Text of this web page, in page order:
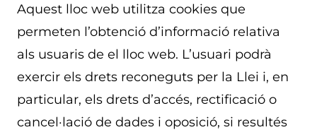
Aquest lloc web utilitza cookies que
permeten l’obtenció d’informació relativa
als usuaris de el lloc web. L’usuari podrà
exercir els drets reconeguts per la Llei i, en
particular, els drets d’accés, rectificació o
cancel·lació de dades i oposició, si resultés